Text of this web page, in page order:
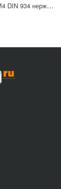
Гайка шестигранная М4 DIN 934 нержавеющая сталь А2 60 шт.